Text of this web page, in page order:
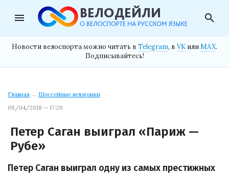
menu search
Новости велоспорта можно читать в Telegram, в VK илиMAX.
Подписывайтесь!
Главная → Шоссейные велогонки
08/04/2018 — 17:20
Петер Саган выиграл «Париж —
Рубе»
Петер Саган выиграл одну из самых престижных